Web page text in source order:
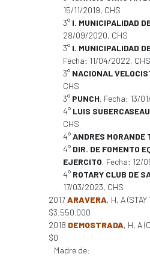
15/11/2019, CHS
3° I. MUNICIPALIDAD
28/09/2020, CHS
3° I. MUNICIPALIDAD
Fecha: 11/04/2022, CHS
3° NACIONAL
CHS
3° PUNCH, Fecha: 13/
4° LUIS
CHS
4°ANDRES MORANDE
4° DIR. DE FOMENTO
EJERCITO, Fecha: 12/
4° ROTARY CLUB DE
17/03/2023, CHS
2017ARAVERA, H, A
$3.550.000
2018 DEMOSTRADA, H, A
$0
Madre de: